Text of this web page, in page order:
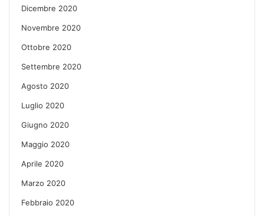
Dicembre 2020
Novembre 2020
Ottobre 2020
Settembre 2020
Agosto 2020
Luglio 2020
Giugno 2020
Maggio 2020
Aprile 2020
Marzo 2020
Febbraio 2020